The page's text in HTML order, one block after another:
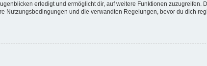
erledigt und ermöglicht dir, auf weitere Funktionen zuzugreifen.
und die verwandten Regelungen, bevor du dich